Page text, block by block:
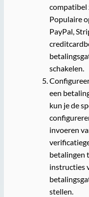
compatibel
Populaire
PayPal,
schakelen.
een
kun je de
invoeren
betalingen
instructies
stellen.